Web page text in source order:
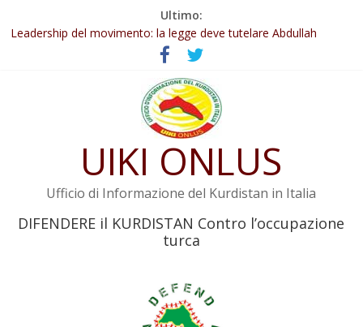
Ultimo:
Abdullah Öcalan: Le legge negativa deve essere trasformata in
Leadership del movimento: la legge deve tutelare Abdullah
Öcalan e l’intero movimento
Commissione donne del KNK: Şengal è di nuovo sotto minaccia
Non tenere conto della situazione di Rêber Apo ostacolerebbe
Il KNK chiede un’azione internazionale contro i crimini di guerra
UIKI ONLUS
Ufficio di Informazione del Kurdistan in Italia
DIFENDERE il KURDISTAN Contro l’occupazione
turca